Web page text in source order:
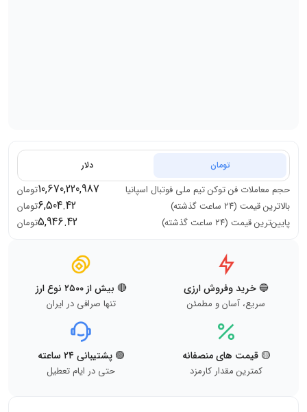
تومان دلار
حجم معاملات فن توکن تیم ملی فوتبال اسپانیا 10,670,220,987تومان
بالاترین قیمت (۲۴ ساعت گذشته)
6,504.42تومان
پایین‌ترین قیمت (۲۴ ساعت گذشته)
5,946.42تومان
🔵 خرید وفروش ارزی
سریع، آسان و مطمئن
🔴 بیش از ۲۵۰۰ نوع ارز
تنها صرافی در ایران
🟡 قیمت های منصفانه
کمترین مقدار کارمزد
🟢 پشتیبانی ۲۴ ساعته
حتی در ایام تعطیل